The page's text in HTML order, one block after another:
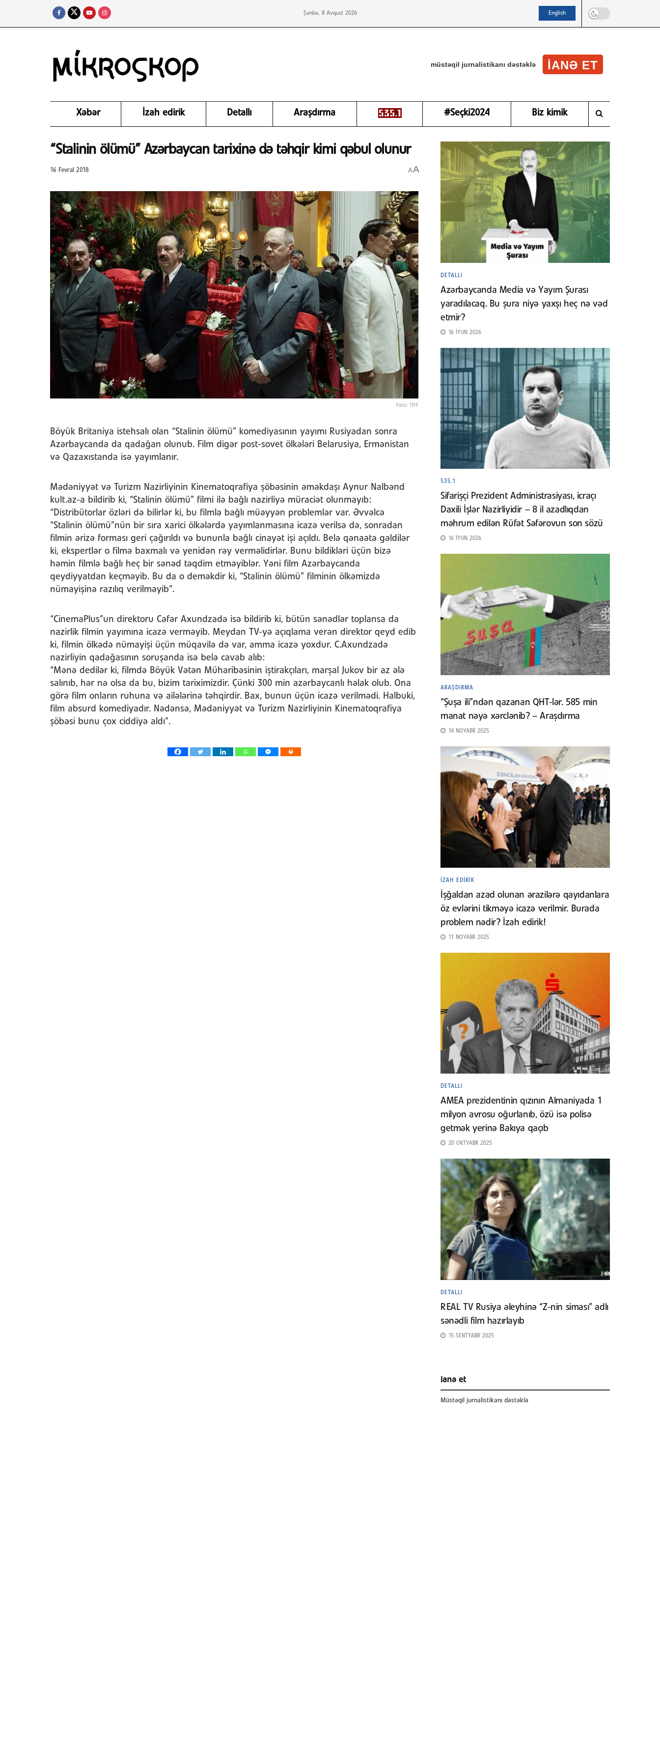
Şənbə, 8 Avqust 2026 English
müstəqil jurnalistikanı dəstəklə IANƏ ET
Xəbər İzah edirik Detallı Araşdırma #Seçki2024 Biz kimik
“Stalinin ölümü” Azərbaycan tarixinə də təhqir kimi qəbul olunur
16 Fevral 2018 AA
Foto: TIFF
Böyük Britaniya istehsalı olan “Stalinin ölümü” komediyasının yayımı Rusiyadan sonra
Azərbaycanda da qadağan olunub. Film digər post-sovet ölkələri Belarusiya, Ermənistan
və Qazaxıstanda isə yayımlanır.
Mədəniyyət və Turizm Nazirliyinin Kinematoqrafiya şöbəsinin əməkdaşı Aynur Nalbənd
kult.az-a bildirib ki, “Stalinin ölümü” filmi ilə bağlı nazirliyə müraciət olunmayıb:
“Distribütorlar özləri də bilirlər ki, bu filmlə bağlı müəyyən problemlər var. Əvvəlcə
“Stalinin ölümü”nün bir sıra xarici ölkələrdə yayımlanmasına icazə verilsə də, sonradan
filmin ərizə forması geri çağırıldı və bununla bağlı cinayət işi açıldı. Belə qənaətə gəldilər
ki, ekspertlər o filmə baxmalı və yenidən rəy verməlidirlər. Bunu bildikləri üçün bizə
həmin filmlə bağlı heç bir sənəd təqdim etməyiblər. Yəni film Azərbaycanda
qeydiyyatdan keçməyib. Bu da o deməkdir ki, “Stalinin ölümü” filminin ölkəmizdə
nümayişinə razılıq verilməyib”.
“CinemaPlus”un direktoru Cəfər Axundzadə isə bildirib ki, bütün sənədlər toplansa da
nazirlik filmin yayımına icazə verməyib. Meydan TV-yə açıqlama verən direktor qeyd edib
ki, filmin ölkədə nümayişi üçün müqavilə də var, amma icazə yoxdur. C.Axundzadə
nazirliyin qadağasının soruşanda isə belə cavab alıb:
“Mənə dedilər ki, filmdə Böyük Vətən Müharibəsinin iştirakçıları, marşal Jukov bir az ələ
salınıb, hər nə olsa da bu, bizim tariximizdir. Çünki 300 min azərbaycanlı həlak olub. Ona
görə film onların ruhuna və ailələrinə təhqirdir. Bax, bunun üçün icazə verilmədi. Halbuki,
film absurd komediyadır. Nədənsə, Mədəniyyət və Turizm Nazirliyinin Kinematoqrafiya
şöbəsi bunu çox ciddiyə aldı”.
DETALLI
Azərbaycanda Media və Yayım Şurası
yaradılacaq. Bu şura niyə yaxşı heç nə vəd
etmir?
16 İYUN 2026
535.1
Sifarişçi Prezident Administrasiyası, icraçı
Daxili İşlər Nazirliyidir – 8 il azadlıqdan
məhrum edilən Rüfət Səfərovun son sözü
16 İYUN 2026
ARAŞDIRMA
“Şuşa ili”ndən qazanan QHT-lər. 585 min
manat nəyə xərclənib? – Araşdırma
14 NOYABR 2025
İZAH EDIRIK
İşğaldan azad olunan ərazilərə qayıdanlara
öz evlərini tikməyə icazə verilmir. Burada
problem nədir? İzah edirik!
11 NOYABR 2025
DETALLI
AMEA prezidentinin qızının Almaniyada 1
milyon avrosu oğurlanıb, özü isə polisə
getmək yerinə Bakıya qaçıb
20 OKTYABR 2025
DETALLI
REAL TV Rusiya əleyhinə “Z-nin siması” adlı
sənədli film hazırlayıb
15 SENTYABR 2025
ianə et
Müstəqil jurnalistikanı dəstəklə